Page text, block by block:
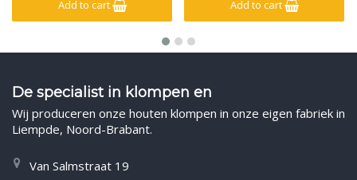
Add to cart Add to cart
De specialist in klompen en
Wij produceren onze houten klompen in onze eigen fabriek in
Liempde, Noord-Brabant.
Van Salmstraat 19